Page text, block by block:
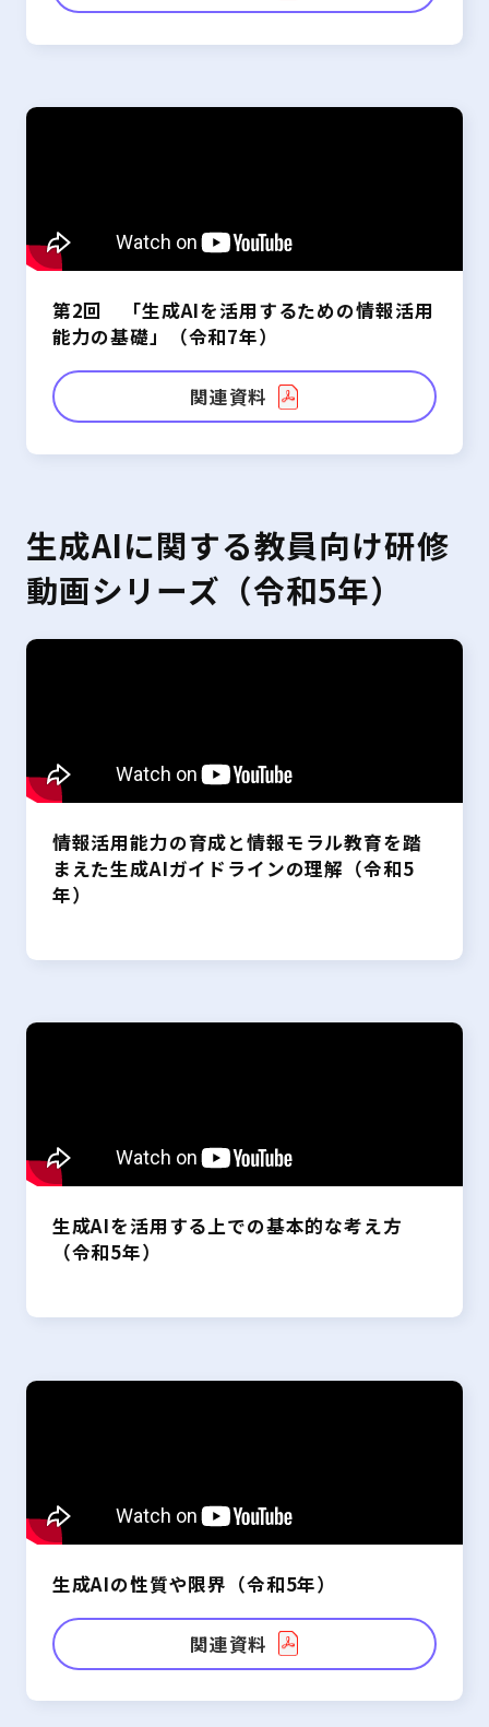
第2回 「生成AIを活用するための情報活用
能力の基礎」（令和7年）
関連資料
生成AIに関する教員向け研修
動画シリーズ（令和5年）
情報活用能力の育成と情報モラル教育を踏
まえた生成AIガイドラインの理解（令和5
年）
生成AIを活用する上での基本的な考え方
（令和5年）
生成AIの性質や限界（令和5年）
関連資料